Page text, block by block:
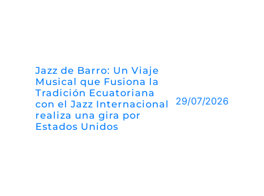
Jazz de Barro: Un Viaje
Musical que Fusiona la
Tradición Ecuatoriana
con el Jazz Internacional
realiza una gira por
Estados Unidos
29/07/2026